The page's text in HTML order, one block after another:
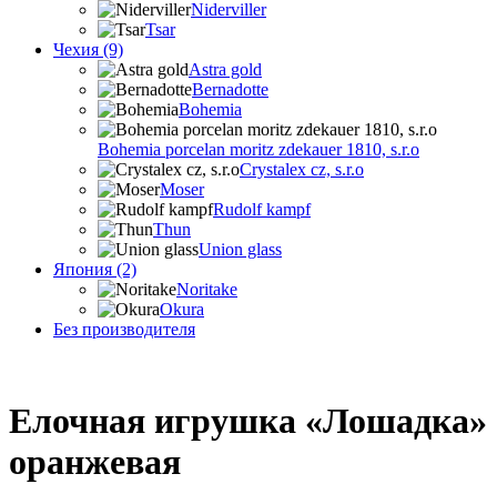
Niderviller
Tsar
Чехия (9)
Astra gold
Bernadotte
Bohemia
Bohemia porcelan moritz zdekauer 1810, s.r.o
Crystalex cz, s.r.o
Moser
Rudolf kampf
Thun
Union glass
Япония (2)
Noritake
Okura
Без производителя
Елочная игрушка «Лошадка»
оранжевая